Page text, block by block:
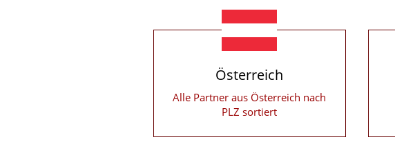
Österreich
Alle Partner aus Österreich nach
PLZ sortiert